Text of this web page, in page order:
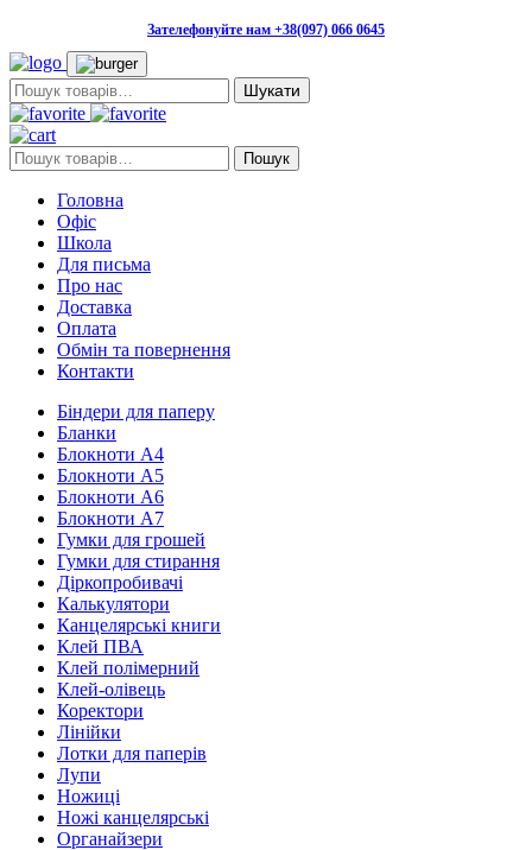
Зателефонуйте нам +38(097) 066 0645
Пошук:
Пошук: Пошук
Головна
Офіс
Школа
Для письма
Про нас
Доставка
Оплата
Обмін та повернення
Контакти
Біндери для паперу
Бланки
Блокноти А4
Блокноти А5
Блокноти А6
Блокноти А7
Гумки для грошей
Гумки для стирання
Діркопробивачі
Калькулятори
Канцелярські книги
Клей ПВА
Клей полімерний
Клей-олівець
Коректори
Лінійки
Лотки для паперів
Лупи
Ножиці
Ножі канцелярські
Органайзери